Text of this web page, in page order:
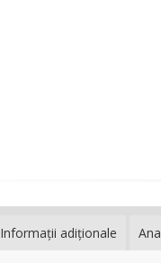
Informaţii adiţionale